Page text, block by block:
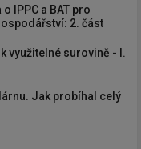
IPPC a BAT pro
2. část
využitelné surovině - I.
Jak probíhal celý